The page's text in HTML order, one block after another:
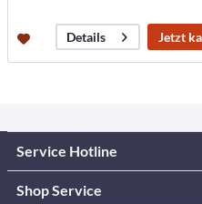
Details Jetzt
Service Hotline
Shop Service